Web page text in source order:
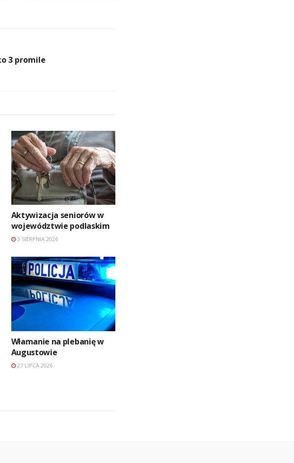
3 promile
Aktywizacja seniorów w
województwie podlaskim
3 SIERPNIA 2026
Włamanie na plebanię w
Augustowie
27 LIPCA 2026